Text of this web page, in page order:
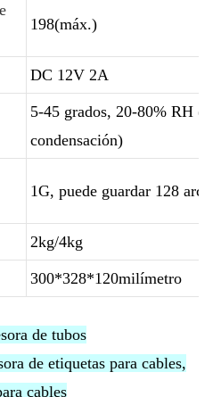
198(máx.)
DC 12V 2A
5-45 grados, 20-80% RH (sin
condensación)
1G, puede guardar 128
2kg/4kg
300*328*120milímetro
de tubos
de etiquetas para cables,
cables